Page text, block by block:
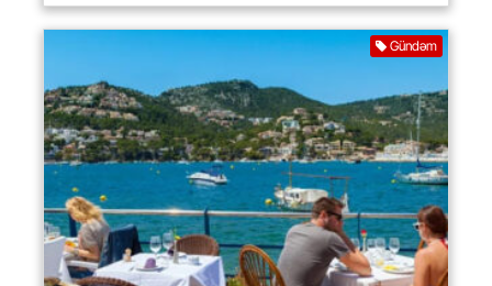
Gündəm